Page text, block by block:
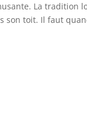
La tradition
son toit. Il faut